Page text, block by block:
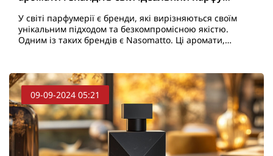
У світі парфумерії є бренди, які вирізняються своїм
унікальним підходом та безкомпромісною якістю.
Одним із таких брендів є Nasomatto. Ці аромати,
09-09-2024 05:21